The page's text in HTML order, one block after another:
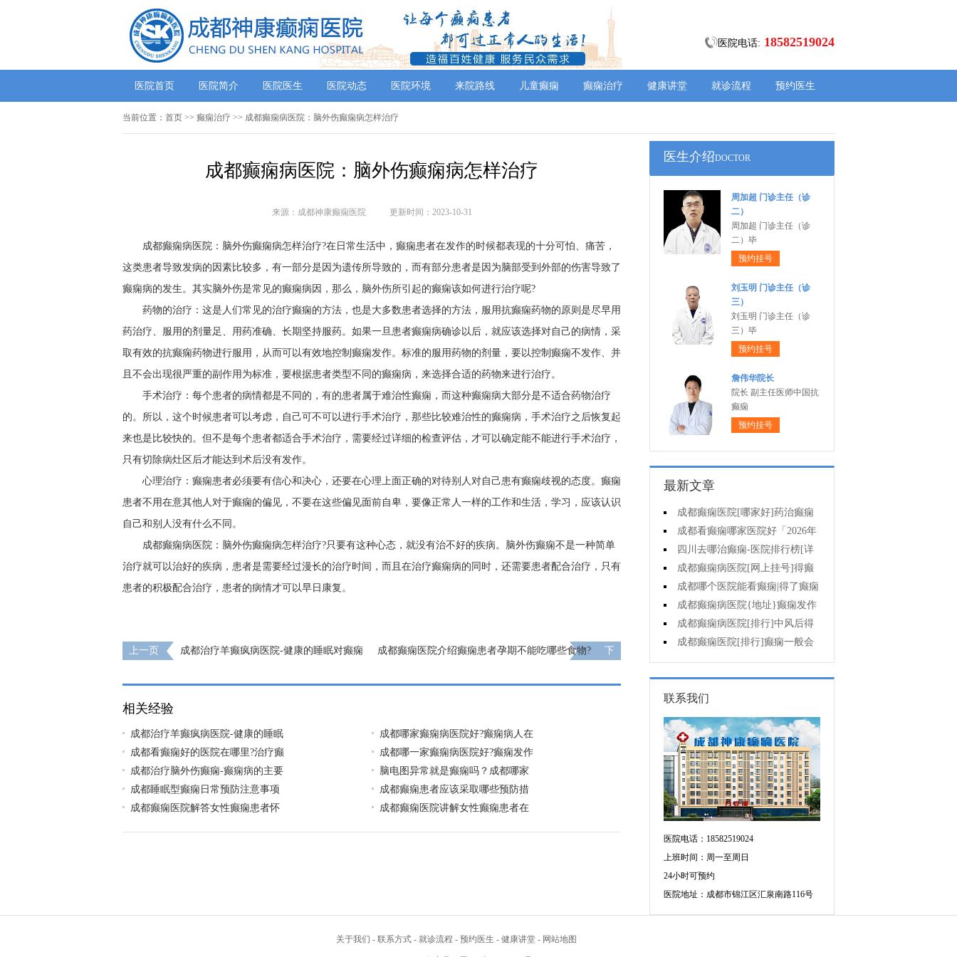
医院电话: 18582519024
医院首页 医院简介 医院医生 医院动态 医院环境 来院路线 儿童癫痫 癫痫治疗 健康讲堂 就诊流程 预约医生
当前位置： 首页 >> 癫痫治疗 >> 成都癫痫病医院：脑外伤癫痫病怎样治疗
成都癫痫病医院：脑外伤癫痫病怎样治疗
来源：成都神康癫痫医院 更新时间：2023-10-31
成都癫痫病医院：脑外伤癫痫病怎样治疗?在日常生活中，癫痫患者在发作的时候都表现的十分可怕、痛苦，
这类患者导致发病的因素比较多，有一部分是因为遗传所导致的，而有部分患者是因为脑部受到外部的伤害导致了
癫痫病的发生。其实脑外伤是常见的癫痫病因，那么，脑外伤所引起的癫痫该如何进行治疗呢?
药物的治疗：这是人们常见的治疗癫痫的方法，也是大多数患者选择的方法，服用抗癫痫药物的原则是尽早用
药治疗、服用的剂量足、用药准确、长期坚持服药。如果一旦患者癫痫病确诊以后，就应该选择对自己的病情，采
取有效的抗癫痫药物进行服用，从而可以有效地控制癫痫发作。标准的服用药物的剂量，要以控制癫痫不发作、并
且不会出现很严重的副作用为标准，要根据患者类型不同的癫痫病，来选择合适的药物来进行治疗。
手术治疗：每个患者的病情都是不同的，有的患者属于难治性癫痫，而这种癫痫病大部分是不适合药物治疗
的。所以，这个时候患者可以考虑，自己可不可以进行手术治疗，那些比较难治性的癫痫病，手术治疗之后恢复起
来也是比较快的。但不是每个患者都适合手术治疗，需要经过详细的检查评估，才可以确定能不能进行手术治疗，
只有切除病灶区后才能达到术后没有发作。
心理治疗：癫痫患者必须要有信心和决心，还要在心理上面正确的对待别人对自己患有癫痫歧视的态度。癫痫
患者不用在意其他人对于癫痫的偏见，不要在这些偏见面前自卑，要像正常人一样的工作和生活，学习，应该认识
自己和别人没有什么不同。
成都癫痫病医院：脑外伤癫痫病怎样治疗?只要有这种心态，就没有治不好的疾病。脑外伤癫痫不是一种简单
治疗就可以治好的疾病，患者是需要经过漫长的治疗时间，而且在治疗癫痫病的同时，还需要患者配合治疗，只有
患者的积极配合治疗，患者的病情才可以早日康复。
上一页
成都治疗羊癫疯病医院-健康的睡眠对癫痫
成都癫痫医院介绍癫痫患者孕期不能吃哪些食物?
下
相关经验
成都治疗羊癫疯病医院-健康的睡眠
成都哪家癫痫病医院好?癫痫病人在
成都看癫痫好的医院在哪里?治疗癫
成都哪一家癫痫病医院好?癫痫发作
成都治疗脑外伤癫痫-癫痫病的主要
脑电图异常就是癫痫吗？成都哪家
成都睡眠型癫痫日常预防注意事项
成都癫痫患者应该采取哪些预防措
成都癫痫医院解答女性癫痫患者怀
成都癫痫医院讲解女性癫痫患者在
医生介绍DOCTOR
周加超 门诊主任（诊
二）
周加超 门诊主任（诊
二）毕
预约挂号
刘玉明 门诊主任（诊
三）
刘玉明 门诊主任（诊
三）毕
预约挂号
詹伟华院长
院长 副主任医师中国抗
癫痫
预约挂号
最新文章
成都癫痫医院[哪家好]药治癫痫
病怎么效果好?
成都看癫痫哪家医院好「2026年
度公布」立冬后癫痫病人应多注意
什么?
四川去哪治癫痫-医院排行榜[详
细排名]四川哪儿能有效治疗癫痫?
成都癫痫病医院[网上挂号]得癫
痫的女性母乳喂养时要注意什么?
成都哪个医院能看癫痫|得了癫痫
会有什么症状?
成都癫痫病医院{地址}癫痫发作
跟哪些因素有关?
成都癫痫病医院[排行]中风后得
的癫痫能治吗
成都癫痫医院[排行]癫痫一般会
出现哪些症状?
联系我们
医院电话：18582519024
上班时间：周一至周日
24小时可预约
医院地址：成都市锦江区汇泉南路116号
关于我们 - 联系方式 - 就诊流程 - 预约医生 - 健康讲堂 - 网站地图